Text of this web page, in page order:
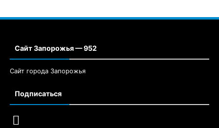
Сайт Запорожья — 952
Сайт города Запорожья
Подписаться